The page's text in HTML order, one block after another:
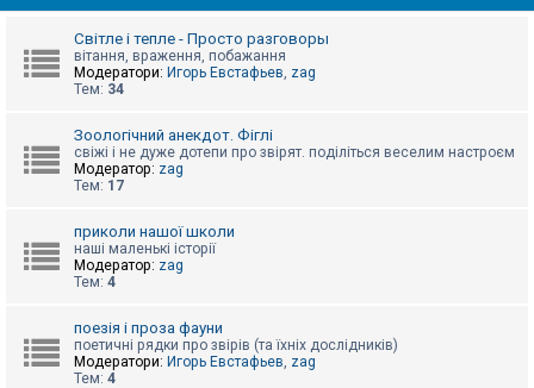
Світле і тепле - Просто разговоры
вітання, враження, побажання
Модератори: Игорь Евстафьев, zag
Тем: 34
Зоологічний анекдот. Фіглі
свіжі і не дуже дотепи про звірят. поділіться веселим настроєм
Модератор: zag
Тем: 17
приколи нашої школи
наші маленькі історії
Модератор: zag
Тем: 4
поезія і проза фауни
поетичні рядки про звірів (та їхніх дослідників)
Модератори: Игорь Евстафьев, zag
Тем: 4